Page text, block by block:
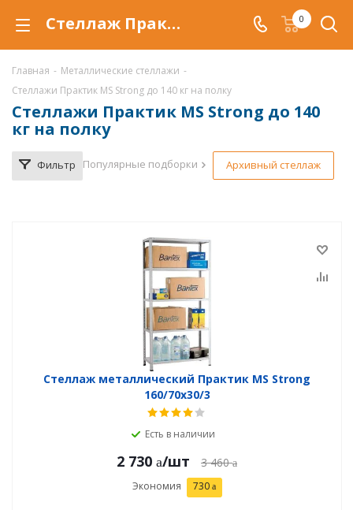
Стеллаж Практик MS Strong купить по низкой цене в Самаре, продажа металлических стеллажей Практик MS Strong со скидкой 0
Главная - Металлические стеллажи -
Стеллажи Практик MS Strong до 140 кг на полку
Стеллажи Практик MS Strong до 140
кг на полку
Фильтр Популярные подборки Архивный стеллаж
Стеллаж металлический Практик MS Strong
160/70x30/3
Есть в наличии
2 730 /шт 3 460
Экономия 730